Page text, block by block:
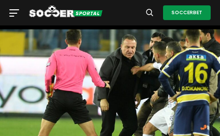
SOCCERBET